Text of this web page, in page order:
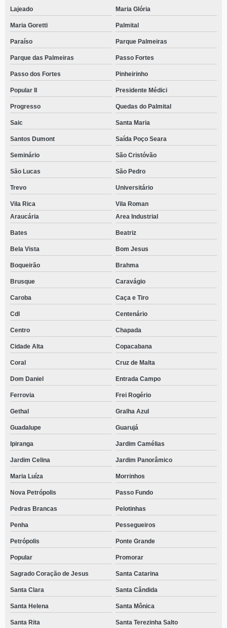
Lajeado Maria Glória
Maria Goretti Palmital
Paraíso Parque Palmeiras
Parque das Palmeiras Passo Fortes
Passo dos Fortes Pinheirinho
Popular II Presidente Médici
Progresso Quedas do Palmital
Saic Santa Maria
Santos Dumont Saída Poço Seara
Seminário São Cristóvão
São Lucas São Pedro
Trevo Universitário
Vila Rica
Vila Roman
Araucária
Area Industrial
Bates Beatriz
Bela Vista Bom Jesus
Boqueirão Brahma
Brusque Caravágio
Caroba Caça e Tiro
Cdl Centenário
Centro Chapada
Cidade Alta Copacabana
Coral Cruz de Malta
Dom Daniel Entrada Campo
Ferrovia Frei Rogério
Gethal Gralha Azul
Guadalupe Guarujá
Ipiranga Jardim Camélias
Jardim Celina Jardim Panorâmico
Maria Luíza Morrinhos
Nova Petrópolis Passo Fundo
Pedras Brancas Pelotinhas
Penha Pessegueiros
Petrópolis Ponte Grande
Popular Promorar
Sagrado Coração de Jesus Santa Catarina
Santa Clara Santa Cândida
Santa Helena Santa Mônica
Santa Rita Santa Terezinha Salto